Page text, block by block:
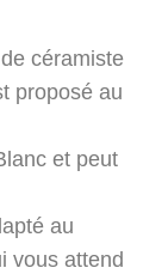
céramiste
proposé au
et peut
au
vous attend